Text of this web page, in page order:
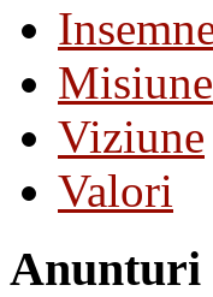
Misiune
Viziune
Valori
Anunturi